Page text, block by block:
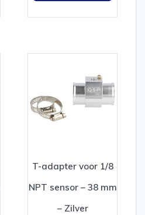
T-adapter voor 1/8
NPT sensor – 38 mm
– Zilver